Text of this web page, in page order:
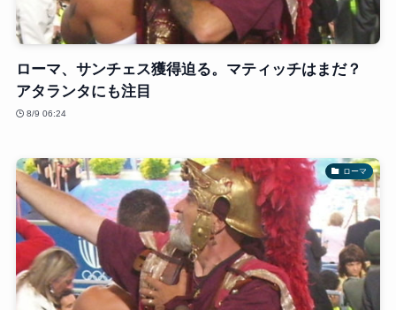
ローマ、サンチェス獲得迫る。マティッチはまだ？
アタランタにも注目
8/9 06:24
ローマ